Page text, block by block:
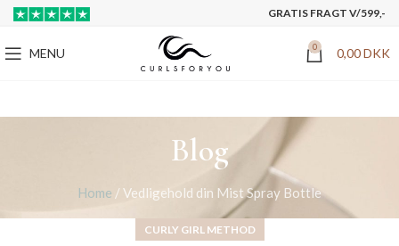
GRATIS FRAGT V/599,-
MENU 0 0,00DKK
Blog
Home / Vedligehold din Mist Spray Bottle
CURLY GIRL METHOD